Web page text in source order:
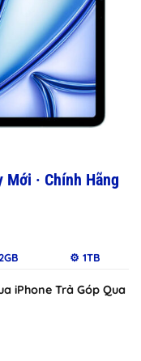
Mới · Chính Hãng
⚙️ 1TB
iPhone Trả Góp Qua